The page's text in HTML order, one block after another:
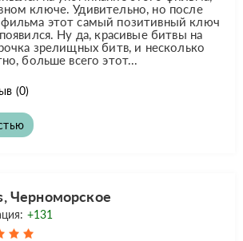
ключе. Удивительно, но после
фильма этот самый позитивный ключ
Ну да, красивые битвы на
зрелищных битв, и несколько
больше всего этот...
(0)
Черноморское
+131